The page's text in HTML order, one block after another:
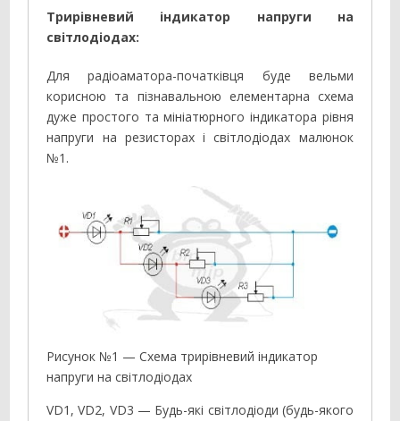
Трирівневий індикатор напруги на
світлодіодах:
Для радіоаматора-початківця буде вельми
корисною та пізнавальною елементарна схема
дуже простого та мініатюрного індикатора рівня
напруги на резисторах і світлодіодах малюнок
№1.
Рисунок №1 — Схема трирівневий індикатор
напруги на світлодіодах
VD1, VD2, VD3 — Будь-які світлодіоди (будь-якого